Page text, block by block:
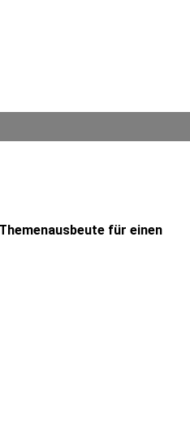
für einen